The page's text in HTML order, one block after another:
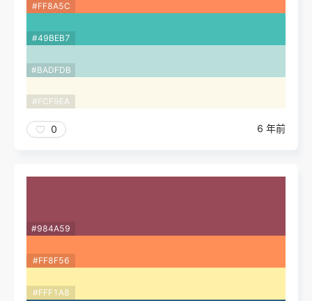
#FF8A5C
#49BEB7
#BADFDB
#FCF9EA
0 6 年前
#984A59
#FF8F56
#FFF1A8